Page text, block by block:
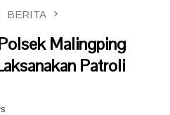
BERITA
Malingping
Patroli